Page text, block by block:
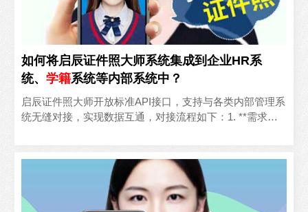
如何将启辰证件照大师系统集成到企业HR系
统、学籍系统等内部系统中？
启辰证件照大师开放标准API接口，支持与各类内部管理系
统无缝对接，实现数据互通，对接流程如下：1. **需求对